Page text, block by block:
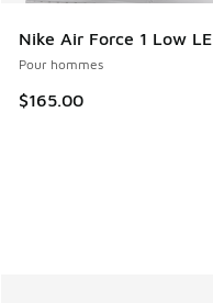
Nike Air Force 1 Low LE
Pour hommes
$165.00